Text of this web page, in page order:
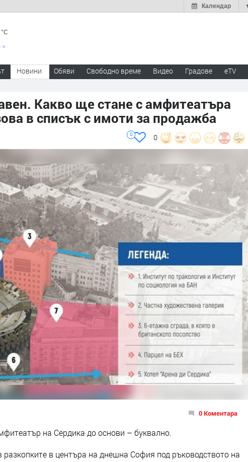
Календар
°C
Новини Обяви Свободно време Видео Градове eTV
Какво ще стане с амфитеатъра
в списък с имоти за продажба
0
0
0 Коментара
на Сердика до основи – буквално.
разкопките в центъра на днешна София под ръководството на